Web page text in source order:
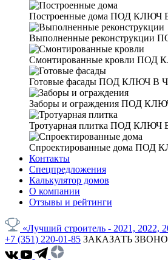
Построенные дома ПОД КЛЮЧ В
Выполненные реконструкции
Смонтированные кровли ПОД
Готовые фасады ПОД КЛЮЧ В
Заборы и ограждения ПОД КЛЮЧ
Тротуарная плитка ПОД КЛЮЧ В
Спроектированные дома ПОД
Контакты
Спецпредложения
Калькулятор домов
О компании
Отзывы и рейтинги
«Лучший строитель - 2021, 2022,
+7 (351) 220-01-85 ЗАКАЗАТЬ